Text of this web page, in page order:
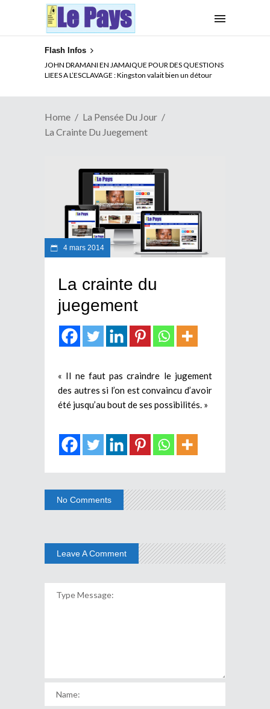
Flash Infos
JOHN DRAMANI EN JAMAIQUE POUR DES QUESTIONS
LIEES A L’ESCLAVAGE : Kingston valait bien un détour
Home
La Pensée Du Jour
La Crainte Du Juegement
4 mars 2014
La crainte du
juegement
« Il ne faut pas craindre le jugement
des autres si l’on est convaincu d’avoir
été jusqu’au bout de ses possibilités. »
No Comments
Leave A Comment